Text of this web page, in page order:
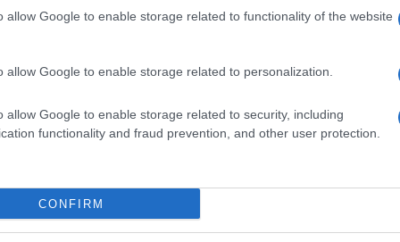
allow Google to enable storage related to functionality of the website
allow Google to enable storage related to personalization.
allow Google to enable storage related to security, including
functionality and fraud prevention, and other user protection.
CONFIRM
non riprendere al termine
di quali circostanze ‘straordinarie’
e se queste questioni sono tecniche
passo nell’escalation tra Russia ed
dollari